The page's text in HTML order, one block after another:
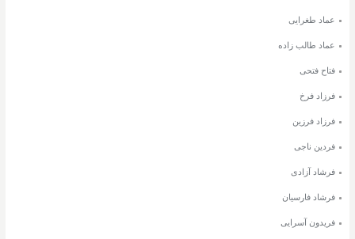
عماد طغرایی
عماد طالب زاده
فتاح فتحی
فرزاد فرخ
فرزاد فرزین
فردین ناجی
فرشاد آزادی
فرشاد فارسیان
فریدون آسرایی